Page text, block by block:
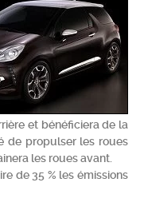
et bénéficiera de la
de propulser les roues
les roues avant.
de 35 % les émissions